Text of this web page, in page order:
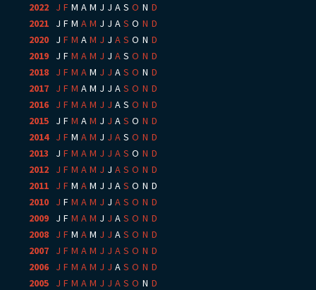
2022
J F M A M J J A S O N D
2021
J F M A M J J A S O N D
2020
J F M A M J J A S O N D
2019
J F M A M J J A S O N D
2018
J F M A M J J A S O N D
2017
J F M A M J J A S O N D
2016
J F M A M J J A S O N D
2015
J F M A M J J A S O N D
2014: J F M A M J J A S O N D
2013
J F M A M J J A S O N D
2012
J F M A M J J A S O N D
2011
J F M A M J J A S O N D
2010
J F M A M J J A S O N D
2009
J F M A M J J A S O N D
2008
J F M A M J J A S O N D
2007
J F M A M J J A S O N D
2006
J F M A M J J A S O N D
2005
J F M A M J J A S O N D